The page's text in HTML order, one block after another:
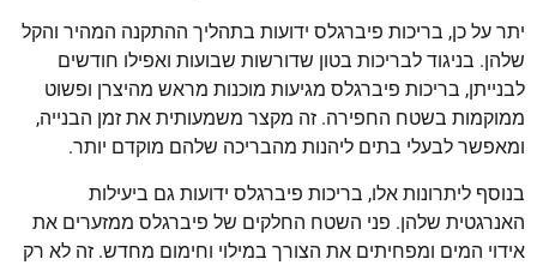
יתר על כן, בריכות פיברגלס ידועות בתהליך ההתקנה המהיר והקל
שלהן. בניגוד לבריכות בטון שדורשות שבועות ואפילו חודשים
לבנייתן, בריכות פיברגלס מגיעות מוכנות מראש מהיצרן ופשוט
ממוקמות בשטח החפירה. זה מקצר משמעותית את זמן הבנייה,
ומאפשר לבעלי בתים ליהנות מהבריכה שלהם מוקדם יותר.
בנוסף ליתרונות אלו, בריכות פיברגלס ידועות גם ביעילות
האנרגטית שלהן. פני השטח החלקים של פיברגלס ממזערים את
אידוי המים ומפחיתים את הצורך במילוי וחימום מחדש. זה לא רק